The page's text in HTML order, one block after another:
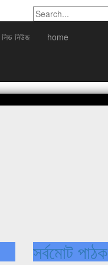
লিড নিউজ home
সর্বমোট পাঠক